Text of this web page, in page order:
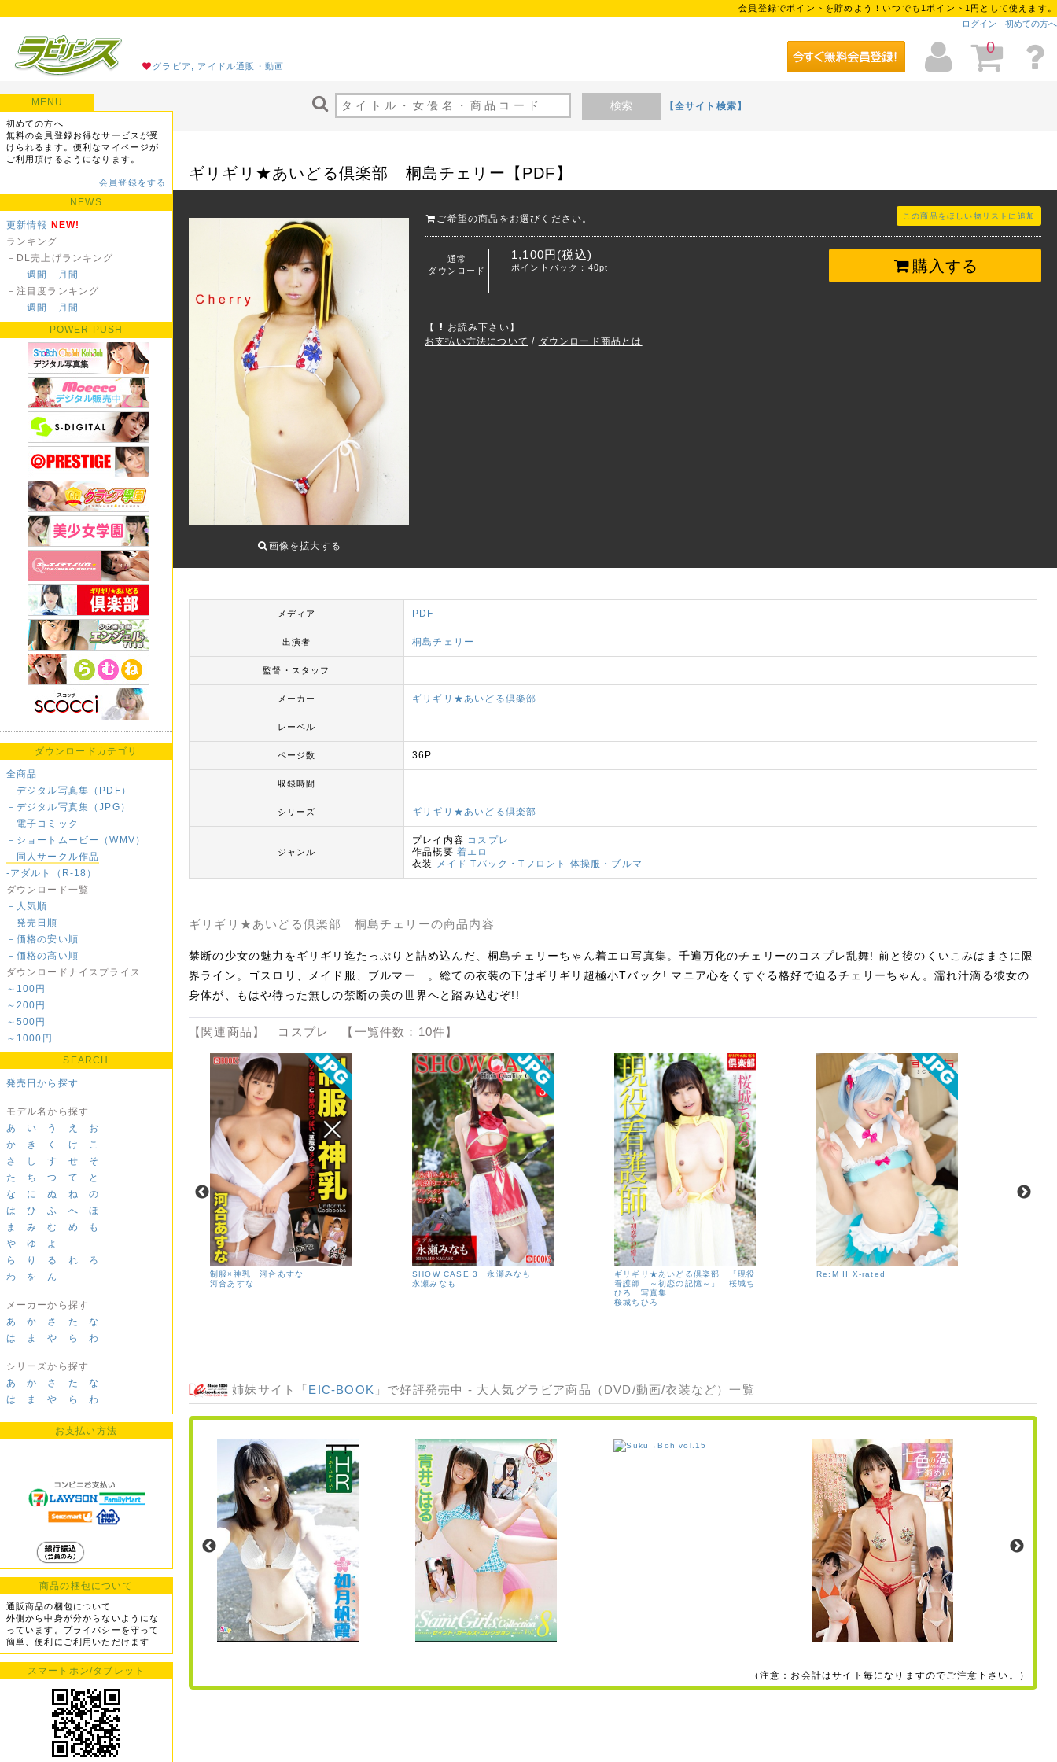
会員登録でポイントを貯めよう！いつでも1ポイント1円として使えます。
ログイン
初めての方へ
グラビア, アイドル通販・動画
0
検索 【全サイト検索】
MENU
初めての方へ
無料の会員登録お得なサービスが受
けられるます。便利なマイページが
ご利用頂けるようになります。
会員登録をする
NEWS
更新情報 NEW!
ランキング
－DL売上げランキング
週間
月間
－注目度ランキング
週間
月間
POWER PUSH
ダウンロードカテゴリ
全商品
－デジタル写真集（PDF）
－デジタル写真集（JPG）
－電子コミック
－ショートムービー（WMV）
－同人サークル作品
-アダルト（R-18）
ダウンロード一覧
－人気順
－発売日順
－価格の安い順
－価格の高い順
ダウンロードナイスプライス
～100円
～200円
～500円
～1000円
SEARCH
発売日から探す
モデル名から探す
あ
い う え
お
か
き く け
こ
さ
し す せ
そ
た
ち つ て
と
な
に ぬ ね
の
は
ひ ふ へ
ほ
ま
み む め
も
や
ゆ
よ
ら
り る れ
ろ
わ
を ん
メーカーから探す
あ
か さ た
な
は
ま や ら わ
シリーズから探す
あ
か さ た
な
は
ま や ら わ
お支払い方法
商品の梱包について
通販商品の梱包について
外側から中身が分からないようにな
っています。プライバシーを守って
簡単、便利にご利用いただけます
スマートホン/タブレット
ギリギリ★あいどる倶楽部 桐島チェリー【PDF】
画像を拡大する
ご希望の商品をお選びください。 この商品をほしい物リストに追加
購入する
通常
ダウンロード
1,100円(税込)
ポイントバック：40pt
【
お読み下さい】
お支払い方法について / ダウンロード商品とは
メディア PDF
出演者 桐島チェリー
監督・スタッフ
メーカー ギリギリ★あいどる倶楽部
レーベル
ページ数 36P
収録時間
シリーズ ギリギリ★あいどる倶楽部
ジャンル
プレイ内容 コスプレ
作品概要 着エロ
衣装
メイド Tバック・Tフロント 体操服・ブルマ
ギリギリ★あいどる倶楽部 桐島チェリーの商品内容
禁断の少女の魅力をギリギリ迄たっぷりと詰め込んだ、桐島チェリーちゃん着エロ写真集。千遍万化のチェリーのコスプレ乱舞! 前と後のくいこみはまさに限
界ライン。ゴスロリ、メイド服、ブルマー…。総ての衣装の下はギリギリ超極小Tバック! マニア心をくすぐる格好で迫るチェリーちゃん。濡れ汁滴る彼女の
身体が、もはや待った無しの禁断の美の世界へと踏み込むぞ!!
【関連商品】 コスプレ 【一覧件数：10件】
Pursuit X-rated
制服×神乳 河合あすな
河合あすな
SHOW CASE 3 永瀬みなも
永瀬みなも
ギリギリ★あいどる倶楽部 「現役
看護師 ～初恋の記憶～」 桜城ち
ひろ 写真集
桜城ちひろ
Re:M II X-rated
姉妹サイト「EIC-BOOK 」で好評発売中 - 大人気グラビア商品（DVD/動画/衣装など）一覧
（注意：お会計はサイト毎になりますのでご注意下さい。）